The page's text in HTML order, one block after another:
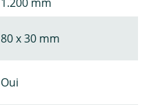
80 x 30 mm
Oui